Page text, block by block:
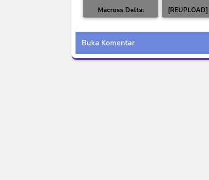
Macross Delta:
Walküre 1st Live
'Walküre Attack! 2016
BD
Rider Gaim
01-47
Buka Komentar